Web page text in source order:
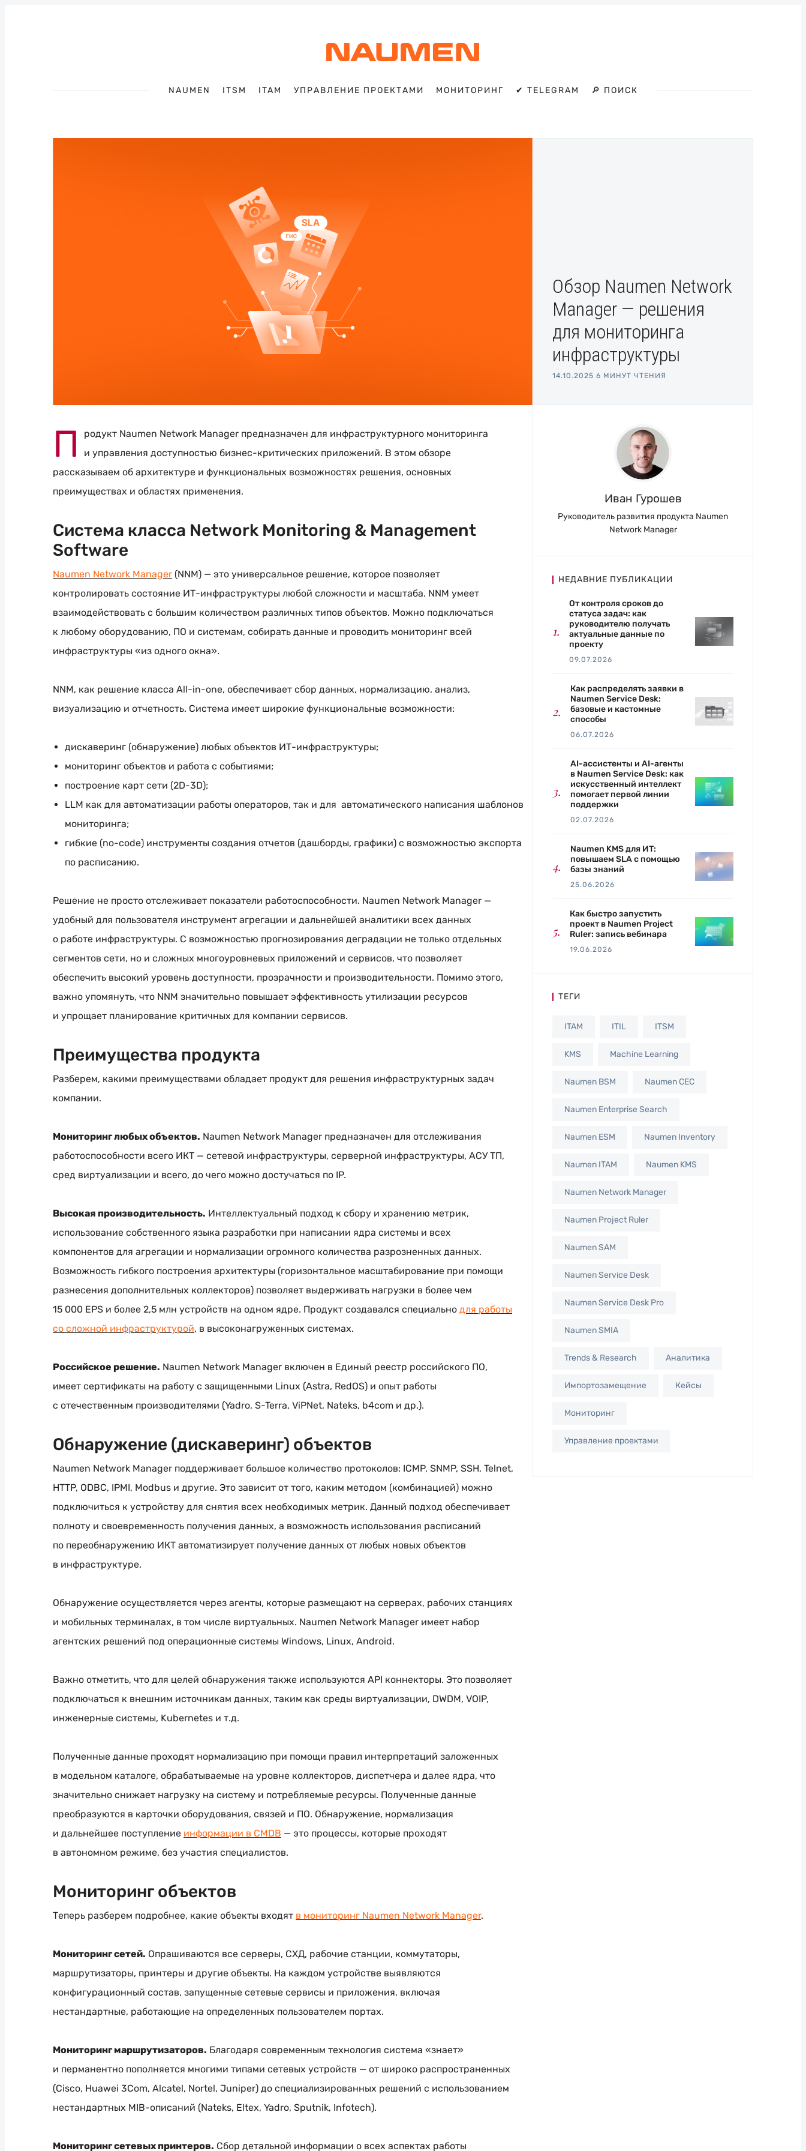
NAUMEN ITSM ITAM УПРАВЛЕНИЕ ПРОЕКТАМИ МОНИТОРИНГ ✔ TELEGRAM 🔎 ПОИСК
Обзор Naumen Network
Manager — решения
для мониторинга
инфраструктуры
14.10.2025 6 МИНУТ ЧТЕНИЯ
П
родукт Naumen Network Manager предназначен для инфраструктурного мониторинга
и управления доступностью бизнес-критических приложений. В этом обзоре
рассказываем об архитектуре и функциональных возможностях решения, основных
преимуществах и областях применения.
Система класса Network Monitoring & Management
Software
Naumen Network Manager (NNM) — это универсальное решение, которое позволяет
контролировать состояние ИТ-инфраструктуры любой сложности и масштаба. NNM умеет
взаимодействовать с большим количеством различных типов объектов. Можно подключаться
к любому оборудованию, ПО и системам, собирать данные и проводить мониторинг всей
инфраструктуры «из одного окна».
NNM, как решение класса All-in-one, обеспечивает сбор данных, нормализацию, анализ,
визуализацию и отчетность. Система имеет широкие функциональные возможности:
дискаверинг (обнаружение) любых объектов ИТ-инфраструктуры;
мониторинг объектов и работа с событиями;
построение карт сети (2D-3D);
LLM как для автоматизации работы операторов, так и для автоматического написания шаблонов
мониторинга;
гибкие (no-code) инструменты создания отчетов (дашборды, графики) с возможностью экспорта
по расписанию.
Решение не просто отслеживает показатели работоспособности. Naumen Network Manager —
удобный для пользователя инструмент агрегации и дальнейшей аналитики всех данных
о работе инфраструктуры. С возможностью прогнозирования деградации не только отдельных
сегментов сети, но и сложных многоуровневых приложений и сервисов, что позволяет
обеспечить высокий уровень доступности, прозрачности и производительности. Помимо этого,
важно упомянуть, что NNM значительно повышает эффективность утилизации ресурсов
и упрощает планирование критичных для компании сервисов.
Преимущества продукта
Разберем, какими преимуществами обладает продукт для решения инфраструктурных задач
компании.
Мониторинг любых объектов. Naumen Network Manager предназначен для отслеживания
работоспособности всего ИКТ — сетевой инфраструктуры, серверной инфраструктуры, АСУ ТП,
сред виртуализации и всего, до чего можно достучаться по IP.
Высокая производительность. Интеллектуальный подход к сбору и хранению метрик,
использование собственного языка разработки при написании ядра системы и всех
компонентов для агрегации и нормализации огромного количества разрозненных данных.
Возможность гибкого построения архитектуры (горизонтальное масштабирование при помощи
разнесения дополнительных коллекторов) позволяет выдерживать нагрузки в более чем
15 000 EPS и более 2,5 млн устройств на одном ядре. Продукт создавался специально для работы
со сложной инфраструктурой, в высоконагруженных системах.
Российское решение. Naumen Network Manager включен в Единый реестр российского ПО,
имеет сертификаты на работу с защищенными Linux (Astra, RedOS) и опыт работы
с отечественным производителями (Yadro, S-Terra, ViPNet, Nateks, b4com и др.).
Обнаружение (дискаверинг) объектов
Naumen Network Manager поддерживает большое количество протоколов: ICMP, SNMP, SSH, Telnet,
HTTP, ODBC, IPMI, Modbus и другие. Это зависит от того, каким методом (комбинацией) можно
подключиться к устройству для снятия всех необходимых метрик. Данный подход обеспечивает
полноту и своевременность получения данных, а возможность использования расписаний
по переобнаружению ИКТ автоматизирует получение данных от любых новых объектов
в инфраструктуре.
Обнаружение осуществляется через агенты, которые размещают на серверах, рабочих станциях
и мобильных терминалах, в том числе виртуальных. Naumen Network Manager имеет набор
агентских решений под операционные системы Windows, Linux, Android.
Важно отметить, что для целей обнаружения также используются API коннекторы. Это позволяет
подключаться к внешним источникам данных, таким как среды виртуализации, DWDM, VOIP,
инженерные системы, Kubernetes и т.д.
Полученные данные проходят нормализацию при помощи правил интерпретаций заложенных
в модельном каталоге, обрабатываемые на уровне коллекторов, диспетчера и далее ядра, что
значительно снижает нагрузку на систему и потребляемые ресурсы. Полученные данные
преобразуются в карточки оборудования, связей и ПО. Обнаружение, нормализация
и дальнейшее поступление информации в CMDB — это процессы, которые проходят
в автономном режиме, без участия специалистов.
Мониторинг объектов
Теперь разберем подробнее, какие объекты входят в мониторинг Naumen Network Manager.
Мониторинг сетей. Опрашиваются все серверы, СХД, рабочие станции, коммутаторы,
маршрутизаторы, принтеры и другие объекты. На каждом устройстве выявляются
конфигурационный состав, запущенные сетевые сервисы и приложения, включая
нестандартные, работающие на определенных пользователем портах.
Мониторинг маршрутизаторов. Благодаря современным технология система «знает»
и перманентно пополняется многими типами сетевых устройств — от широко распространенных
(Cisco, Huawei 3Com, Alcatel, Nortel, Juniper) до специализированных решений с использованием
нестандартных MIB-описаний (Nateks, Eltex, Yadro, Sputnik, Infotech).
Мониторинг сетевых принтеров. Сбор детальной информации о всех аспектах работы
Иван Гурошев
Руководитель развития продукта Naumen
Network Manager
НЕДАВНИЕ ПУБЛИКАЦИИ
От контроля сроков до
статуса задач: как
руководителю получать
актуальные данные по
проекту
09.07.2026
Как распределять заявки в
Naumen Service Desk:
базовые и кастомные
способы
06.07.2026
AI-ассистенты и AI-агенты
в Naumen Service Desk: как
искусственный интеллект
помогает первой линии
поддержки
02.07.2026
Naumen KMS для ИТ:
повышаем SLA с помощью
базы знаний
25.06.2026
Как быстро запустить
проект в Naumen Project
Ruler: запись вебинара
19.06.2026
ТЕГИ
ITAM ITIL ITSM
KMS Machine Learning
Naumen BSM Naumen CEC
Naumen Enterprise Search
Naumen ESM Naumen Inventory
Naumen ITAM Naumen KMS
Naumen Network Manager
Naumen Project Ruler
Naumen SAM
Naumen Service Desk
Naumen Service Desk Pro
Naumen SMIA
Trends & Research Аналитика
Импортозамещение Кейсы
Мониторинг
Управление проектами